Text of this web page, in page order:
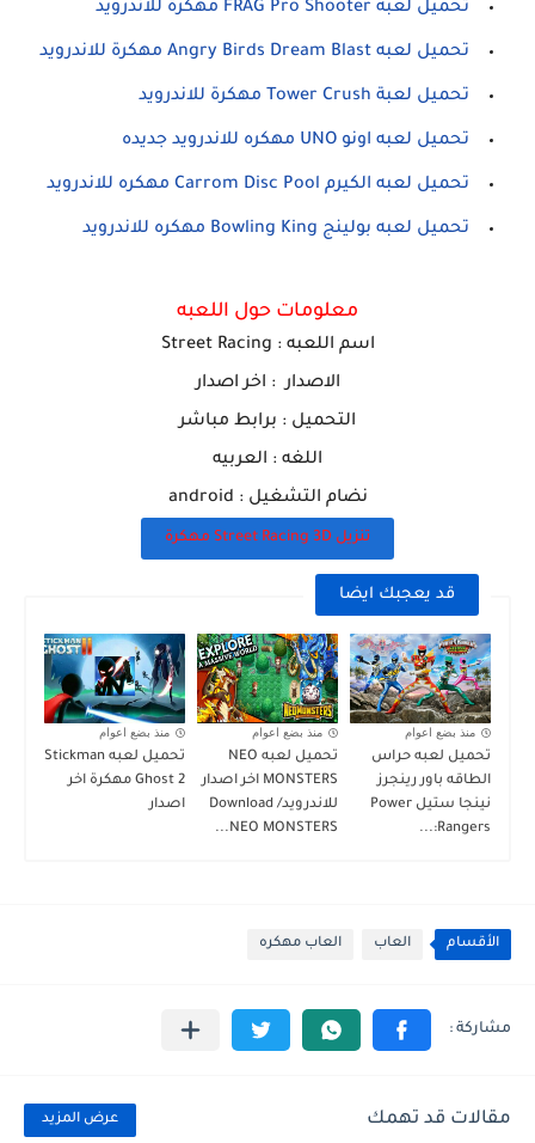
تحميل لعبه FRAG Pro Shooter مهكرة للاندرويد
تحميل لعبه Angry Birds Dream Blast مهكرة للاندرويد
تحميل لعبة Tower Crush مهكرة للاندرويد
تحميل لعبه اونو UNO مهكره للاندرويد جديده
تحميل لعبه الكيرم Carrom Disc Pool مهكره للاندرويد
تحميل لعبه بولينج Bowling King مهكره للاندرويد
معلومات حول اللعبه
اسم اللعبه :
Street Racing
الاصدار : اخر اصدار
التحميل : برابط مباشر
اللغه : العربيه
نضام التشغيل : android
تنزيل Street Racing 3D مهكرة
قد يعجبك ايضا
منذ بضع اعوام
تحميل لعبه حراس
الطاقه باور رينجرز
نينجا ستيل Power
Rangers:...
منذ بضع اعوام
تحميل لعبه NEO
MONSTERS اخر اصدار
للاندرويد/ Download
NEO MONSTERS...
منذ بضع اعوام
تحميل لعبه Stickman
Ghost 2 مهكرة اخر
اصدار
الأقسام العاب العاب مهكره
مقالات قد تهمك عرض المزيد